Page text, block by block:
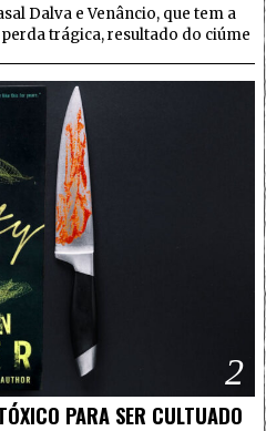
Dalva e Venâncio, que tem a
trágica, resultado do ciúme
2
PARA SER CULTUADO